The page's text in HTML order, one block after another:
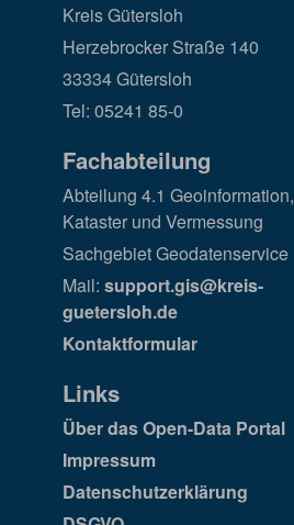
Kreis Gütersloh
Herzebrocker Straße 140
33334 Gütersloh
Tel: 05241 85-0
Fachabteilung
Abteilung 4.1 Geoinformation,
Kataster und Vermessung
Sachgebiet Geodatenservice
Mail: support.gis@kreis-
guetersloh.de
Kontaktformular
Links
Über das Open-Data Portal
Impressum
Datenschutzerklärung